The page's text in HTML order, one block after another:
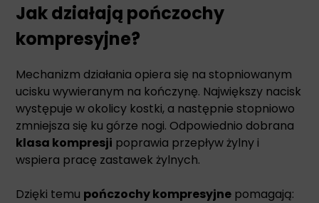
Jak działają pończochy
kompresyjne?
Mechanizm działania opiera się na stopniowanym
ucisku wywieranym na kończynę. Największy nacisk
występuje w okolicy kostki, a następnie stopniowo
zmniejsza się ku górze nogi. Odpowiednio dobrana
klasa kompresji poprawia przepływ żylny i
wspiera pracę zastawek żylnych.
Dzięki temu pończochy kompresyjne pomagają: